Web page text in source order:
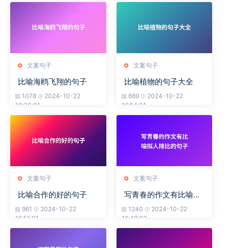
文案句子
比喻海鸥飞翔的句子
1078
2024-10-22
18:30:01
文案句子
比喻植物的句子大全
669
2024-10-22
16:54:01
文案句子
比喻合作的好的句子
961
2024-10-22
16:51:01
文案句子
写青春的作文有比喻拟
人排比的句子
1240
2024-10-22
16:48:02